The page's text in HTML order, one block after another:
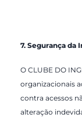
7. Segurança da
O CLUBE DO
organizacionais
contra acessos
alteração